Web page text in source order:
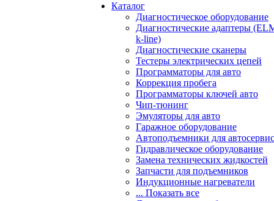
Каталог
Диагностическое оборудование
Диагностические адаптеры
k-line)
Диагностические сканеры
Тестеры электрических цепей
Программаторы для авто
Коррекция пробега
Программаторы ключей авто
Чип-тюнинг
Эмуляторы для авто
Гаражное оборудование
Автоподъемники для
Гидравлическое оборудование
Замена технических жидкостей
Запчасти для подъемников
Индукционные нагреватели
... Показать все